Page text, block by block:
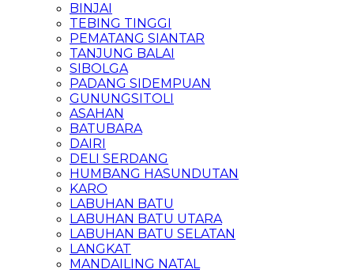
BINJAI
TEBING TINGGI
PEMATANG SIANTAR
TANJUNG BALAI
SIBOLGA
PADANG SIDEMPUAN
GUNUNGSITOLI
ASAHAN
BATUBARA
DAIRI
DELI SERDANG
HUMBANG HASUNDUTAN
KARO
LABUHAN BATU
LABUHAN BATU UTARA
LABUHAN BATU SELATAN
LANGKAT
MANDAILING NATAL